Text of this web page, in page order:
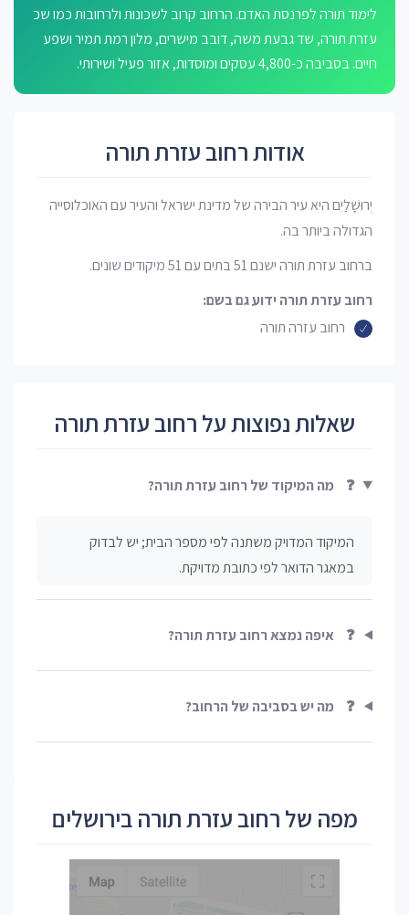
לימוד תורה לפרנסת האדם. הרחוב קרוב לשכונות ולרחובות כמו שכ
עזרת תורה, שד גבעת משה, דובב מישרים, מלון רמת תמיר ושפע
חיים. בסביבה כ-4,800 עסקים ומוסדות, אזור פעיל ושירותי.
אודות רחוב עזרת תורה
יְרוּשָׁלַיִם היא עיר הבירה של מדינת ישראל והעיר עם האוכלוסייה
הגדולה ביותר בה.
ברחוב עזרת תורה ישנם 51 בתים עם 51 מיקודים שונים.
רחוב עזרת תורה ידוע גם בשם:
רחוב עזרה תורה
שאלות נפוצות על רחוב עזרת תורה
❓ מה המיקוד של רחוב עזרת תורה?
המיקוד המדויק משתנה לפי מספר הבית; יש לבדוק
במאגר הדואר לפי כתובת מדויקת.
❓ איפה נמצא רחוב עזרת תורה?
❓ מה יש בסביבה של הרחוב?
מפה של רחוב עזרת תורה בירושלים